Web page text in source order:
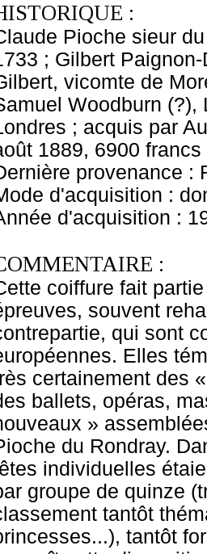
:
Pioche sieur
; Gilbert
vicomte de
Woodburn
; acquis par
1889, 6900
provenance :
d'acquisition :
d'acquisition :
:
coiffure fait
souvent
qui sont
Elles
certainement des
ballets, opéras,
»
du Rondray.
individuelles
groupe de quinze
tantôt
tantôt